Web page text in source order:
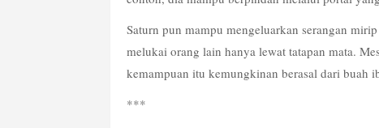
Saturn pun mampu mengeluarkan serangan
melukai orang lain hanya lewat tatapan mata.
kemampuan itu kemungkinan berasal dari buah
***